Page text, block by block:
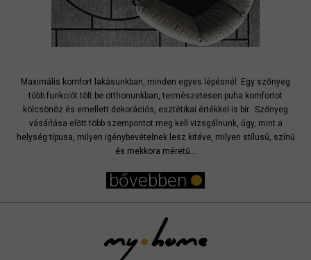
Maximális komfort lakásunkban, minden egyes lépésnél. Egy szőnyeg
több funkciót tölt be otthonunkban, természetesen puha komfortot
kölcsönöz és emellett dekorációs, esztétikai értékkel is bír. Szőnyeg
vásárlása előtt több szempontot meg kell vizsgálnunk, úgy, mint a
helység típusa, milyen igénybevételnek lesz kitéve, milyen stílusú, színű
és mekkora méretű...
bővebben